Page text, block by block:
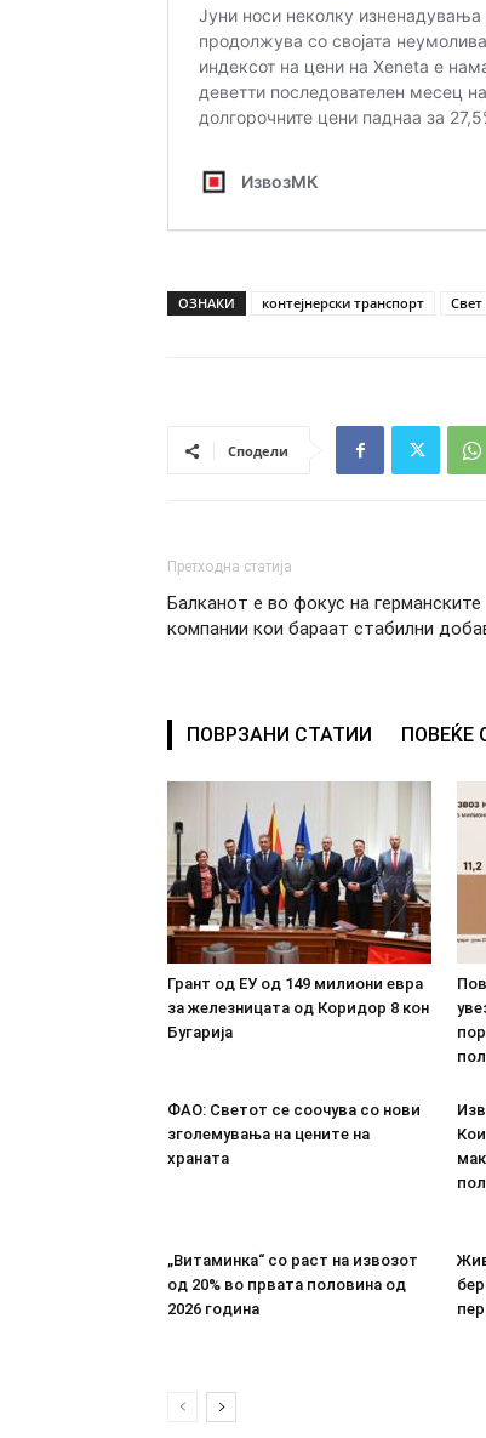
ОЗНАКИ контејнерски транспорт Свет
Сподели
Претходна статија
Балканот е во фокус на германските
компaнии кои бараат стабилни
ПОВРЗАНИ СТАТИИ ПОВЕЌЕ
Грант од ЕУ од 149 милиони евра
за железницата од Коридор 8 кон
Бугарија
ФАО: Светот се соочува со нови
зголемувања на цените на
храната
„Витаминка“ со раст на извозот
од 20% во првата половина од
2026 година